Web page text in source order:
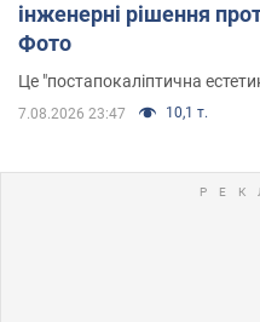
інженерні рішення
Фото
Це "постапокаліптична
7.08.2026 23:47 10,1 т.